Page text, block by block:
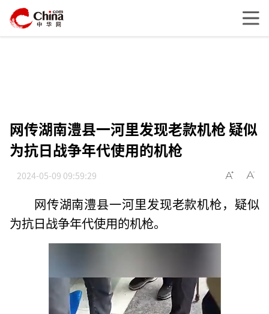
网传湖南澧县一河里发现老款机枪 疑似
为抗日战争年代使用的机枪
2024-05-09 09:59:29
网传湖南澧县一河里发现老款机枪，疑似
为抗日战争年代使用的机枪。